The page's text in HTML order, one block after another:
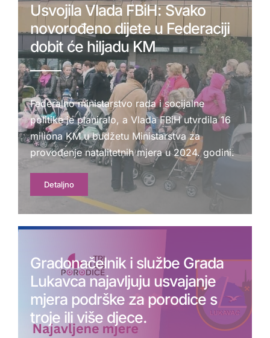
Usvojila Vlada FBiH: Svako
novorođeno dijete u Federaciji
dobit će hiljadu KM
Federalno ministarstvo rada i socijalne
politike je planiralo, a Vlada FBiH utvrdila 16
miliona KM u budžetu Ministarstva za
provođenje natalitetnih mjera u 2024. godini.
Detaljno
Gradonačelnik i službe Grada
Lukavca najavljuju usvajanje
mjera podrške za porodice s
troje ili više djece.